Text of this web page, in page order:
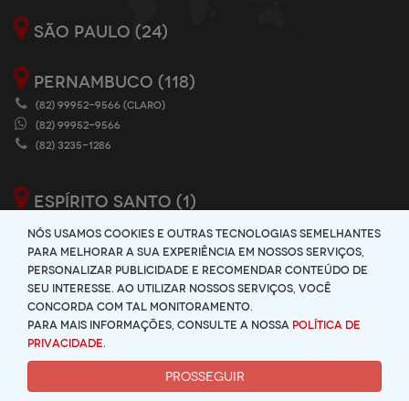
Nós usamos cookies e outras tecnologias semelhantes
para melhorar a sua experiência em nossos serviços,
personalizar publicidade e recomendar conteúdo de
seu interesse. Ao utilizar nossos serviços, você
concorda com tal monitoramento.
Para mais informações, consulte a nossa Política de
Privacidade.
PROSSEGUIR
SÃO PAULO (24)
PERNAMBUCO (118)
(82) 99952-9566 (CLARO)
(82) 99952-9566
(82) 3235-1286
ESPÍRITO SANTO (1)